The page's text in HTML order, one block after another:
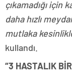
çıkamadığı için
daha hızlı
mutlaka
kullandı.
“3 HASTALIK